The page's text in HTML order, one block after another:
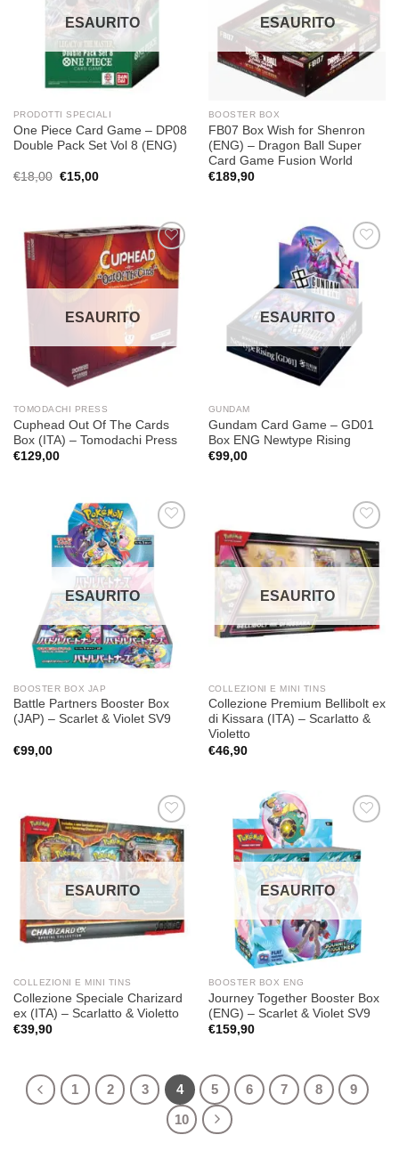
ESAURITO
PRODOTTI SPECIALI
One Piece Card Game – DP08
Double Pack Set Vol 8 (ENG)
€18,00 Il
€15,00Il
€15,00.
desideri
ESAURITO
BOOSTER BOX
FB07 Box Wish for Shenron
(ENG) – Dragon Ball Super
Card Game Fusion World
€189,90
Aggiungi
alla lista
dei
ESAURITO
TOMODACHI PRESS
Cuphead Out Of The Cards
Box (ITA) – Tomodachi Press
€129,00
Aggiungi
alla lista
dei
desideri
ESAURITO
GUNDAM
Gundam Card Game – GD01
Box ENG Newtype Rising
€99,00
Aggiungi
dei
ESAURITO
BOOSTER BOX JAP
Battle Partners Booster Box
(JAP) – Scarlet & Violet SV9
€99,00
Aggiungi
alla lista
dei
desideri
ESAURITO
COLLEZIONI E MINI TINS
Collezione Premium Bellibolt ex
di Kissara (ITA) – Scarlatto &
Violetto
€46,90
Aggiungi
alla lista
dei
desideri
ESAURITO
COLLEZIONI E MINI TINS
Collezione Speciale Charizard
ex (ITA) – Scarlatto & Violetto
€39,90
alla lista
dei
desideri
ESAURITO
BOOSTER BOX ENG
Journey Together Booster Box
(ENG) – Scarlet & Violet SV9
€159,90
1 2 3 4 5 6 7 8
9
10